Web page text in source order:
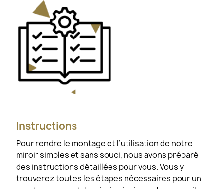
Instructions
Pour rendre le montage et l’utilisation de notre
miroir simples et sans souci, nous avons préparé
des instructions détaillées pour vous. Vous y
trouverez toutes les étapes nécessaires pour un